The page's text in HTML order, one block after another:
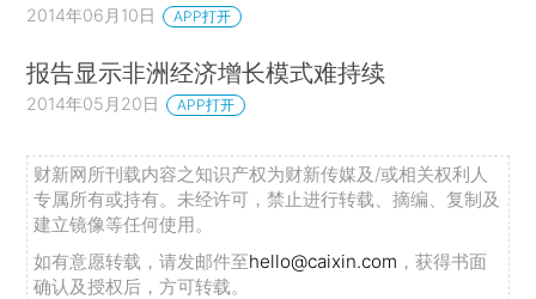
2014年06月10日 APP打开
报告显示非洲经济增长模式难持续
2014年05月20日 APP打开
财新网所刊载内容之知识产权为财新传媒及/或相关权利人
专属所有或持有。未经许可，禁止进行转载、摘编、复制及
建立镜像等任何使用。
如有意愿转载，请发邮件至hello@caixin.com ，获得书面
确认及授权后，方可转载。